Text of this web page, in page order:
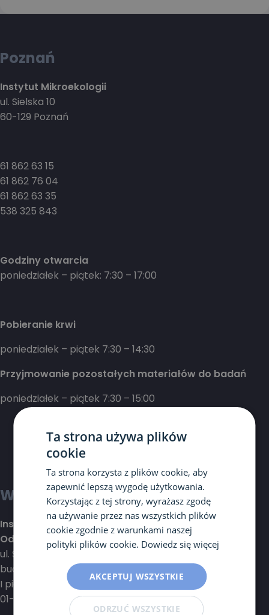
Poznań
Instytut Mikroekologii
ul. Sielska 10
60-129 Poznań
61 862 63 15
61 862 76 04
61 862 63 35
538 325 843
Godziny otwarcia
poniedziałek – piątek: 7:30 – 17:00
Pobieranie krwi
poniedziałek – piątek 7:30 – 14:30
Przyjmowanie pozostałych materiałów do badań
poniedziałek – piątek 7:30 – 15:00
Warszawa
Instytut Mikroekologii
Oddział w Warszawie (Wola)
ul. Spokojna 5
budynek MediSpace
I piętro
01-044 Warszawa Wola
Ta strona używa plików
cookie
Ta strona korzysta z plików cookie, aby
zapewnić lepszą wygodę użytkowania.
Korzystając z tej strony, wyrażasz zgodę
na używanie przez nas wszystkich plików
cookie zgodnie z warunkami naszej
polityki plików cookie. Dowiedz się więcej
AKCEPTUJ WSZYSTKIE
ODRZUĆ WSZYSTKIE